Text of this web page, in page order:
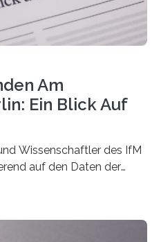
Am
Ein Blick Auf
Wissenschaftler des IfM
auf den Daten der
Gründungen von
man nur die Gründungen